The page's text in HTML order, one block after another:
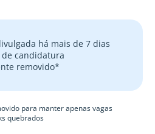
há mais de 7 dias
candidatura
removido*
para manter apenas vagas
quebrados